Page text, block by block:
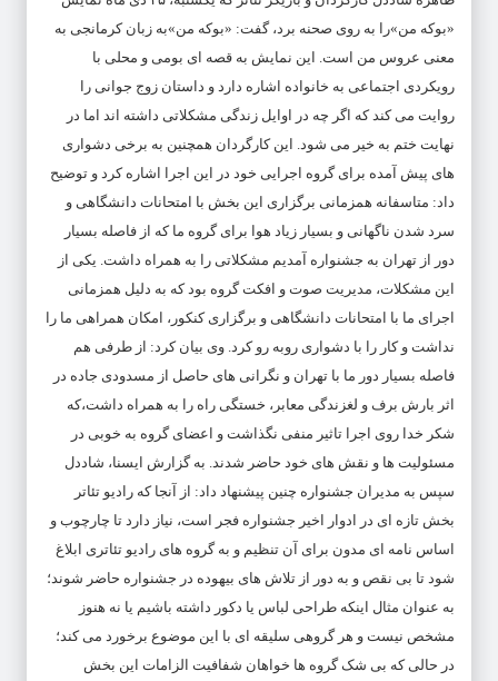
«بوکه من»را به روی صحنه برد، گفت: «بوکه من»به زبان کرمانجی به
معنی عروس من است. این نمایش به قصه ای بومی و محلی با
رویکردی اجتماعی به خانواده اشاره دارد و داستان زوج جوانی را
روایت می کند که اگر چه در اوایل زندگی مشکلاتی داشته اند اما در
نهایت ختم به خیر می شود. این کارگردان همچنین به برخی دشواری
های پیش آمده برای گروه اجرایی خود در این اجرا اشاره کرد و توضیح
داد: متاسفانه همزمانی برگزاری این بخش با امتحانات دانشگاهی و
سرد شدن ناگهانی و بسیار زیاد هوا برای گروه ما که از فاصله بسیار
دور از تهران به جشنواره آمدیم مشکلاتی را به همراه داشت. یکی از
این مشکلات، مدیریت صوت و افکت گروه بود که به دلیل همزمانی
اجرای ما با امتحانات دانشگاهی و برگزاری کنکور، امکان همراهی ما را
نداشت و کار را با دشواری روبه رو کرد. وی بیان کرد: از طرفی هم
فاصله بسیار دور ما با تهران و نگرانی های حاصل از مسدودی جاده در
اثر بارش برف و لغزندگی معابر، خستگی راه را به همراه داشت،که
شکر خدا روی اجرا تاثیر منفی نگذاشت و اعضای گروه به خوبی در
مسئولیت ها و نقش های خود حاضر شدند. به گزارش ایسنا، شاددل
سپس به مدیران جشنواره چنین پیشنهاد داد: از آنجا که رادیو تئاتر
بخش تازه ای در ادوار اخیر جشنواره فجر است، نیاز دارد تا چارچوب و
اساس نامه ای مدون برای آن تنظیم و به گروه های رادیو تئاتری ابلاغ
شود تا بی نقص و به دور از تلاش های بیهوده در جشنواره حاضر شوند؛
به عنوان مثال اینکه طراحی لباس یا دکور داشته باشیم یا نه هنوز
مشخص نیست و هر گروهی سلیقه ای با این موضوع برخورد می کند؛
در حالی که بی شک گروه ها خواهان شفافیت الزامات این بخش